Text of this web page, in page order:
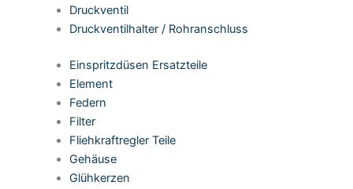
Druckventil
Druckventilhalter / Rohranschluss
Einspritzdüsen Ersatzteile
Element
Federn
Filter
Fliehkraftregler Teile
Gehäuse
Glühkerzen